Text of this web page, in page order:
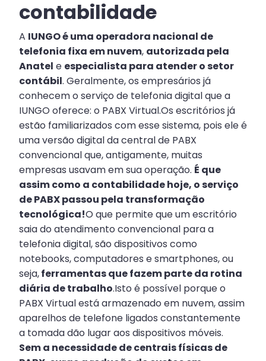
contabilidade
A IUNGO é uma operadora nacional de
telefonia fixa em nuvem, autorizada pela
Anatel e especialista para atender o setor
contábil. Geralmente, os empresários já
conhecem o serviço de telefonia digital que a
IUNGO oferece: o PABX Virtual.Os escritórios já
estão familiarizados com esse sistema, pois ele é
uma versão digital da central de PABX
convencional que, antigamente, muitas
empresas usavam em sua operação. É que
assim como a contabilidade hoje, o serviço
de PABX passou pela transformação
tecnológica!O que permite que um escritório
saia do atendimento convencional para a
telefonia digital, são dispositivos como
notebooks, computadores e smartphones, ou
seja,ferramentas que fazem parte da rotina
diária de trabalho.Isto é possível porque o
PABX Virtual está armazenado em nuvem, assim
aparelhos de telefone ligados constantemente
a tomada dão lugar aos dispositivos móveis.
Sem a necessidade de centrais físicas de